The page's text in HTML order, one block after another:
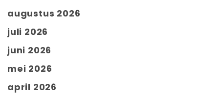
augustus 2026
juli 2026
juni 2026
mei 2026
april 2026